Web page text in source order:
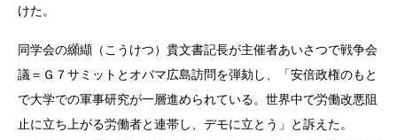
けた。
同学会の纐纈（こうけつ）貴文書記長が主催者あいさつで戦争会
議＝Ｇ７サミットとオバマ広島訪問を弾劾し、「安倍政権のもと
で大学での軍事研究が一層進められている。世界中で労働改悪阻
止に立ち上がる労働者と連帯し、デモに立とう」と訴えた。